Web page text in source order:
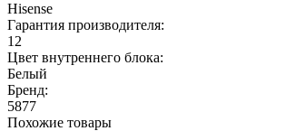
Hisense
Гарантия производителя:
12
Цвет внутреннего блока:
Белый
Бренд:
5877
Похожие товары